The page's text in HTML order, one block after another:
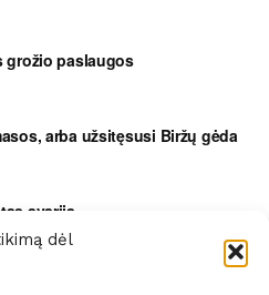
dėl
grožio paslaugos
arba užsitęsusi Biržų gėda
avarija